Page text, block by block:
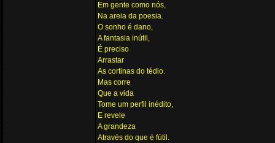
Em gente como nós,
Na areia da poesia.
O sonho é dano,
A fantasia inútil,
É preciso
Arrastar
As cortinas do tédio.
Mas corre
Que a vida
Tome um perfil inédito,
E revele
A grandeza
Através do que é fútil.